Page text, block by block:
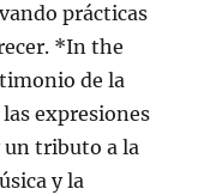
prácticas
*In the
de la
expresiones
un tributo a la
y la